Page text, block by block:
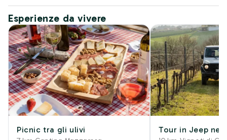
Esperienze da vivere
Picnic tra gli ulivi Tour in Jeep nei